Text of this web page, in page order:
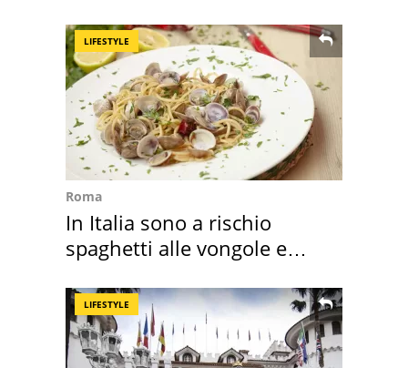
LIFESTYLE
Roma
In Italia sono a rischio
spaghetti alle vongole e
LIFESTYLE